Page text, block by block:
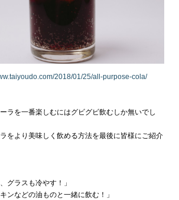
2018/01/25/all-purpose-cola/
ラを一番楽しむにはグビグビ飲むしか無いでし
をより美味しく飲める方法を最後に皆様にご紹介
グラスも冷やす！」
ンなどの油ものと一緒に飲む！」